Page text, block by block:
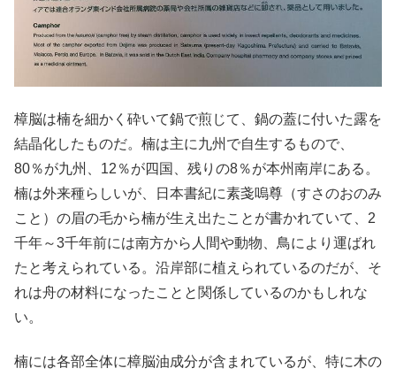
樟脳は楠を細かく砕いて鍋で煎じて、鍋の蓋に付いた露を
結晶化したものだ。楠は主に九州で自生するもので、
80％が九州、12％が四国、残りの8％が本州南岸にある。
楠は外来種らしいが、日本書紀に素戔嗚尊（すさのおのみ
こと）の眉の毛から楠が生え出たことが書かれていて、2
千年～3千年前には南方から人間や動物、鳥により運ばれ
たと考えられている。沿岸部に植えられているのだが、そ
れは舟の材料になったことと関係しているのかもしれな
い。
楠には各部全体に樟脳油成分が含まれているが、特に木の